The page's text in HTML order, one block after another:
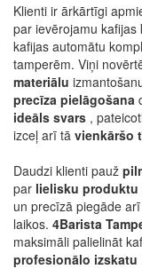
Klienti ir ārkārtīgi
par ievērojamu
kafijas automātu
tamperēm. Viņi
materiālu
precīza pielāgošana
ideāls svars ,
izceļ arī tā vienkāršo
Daudzi klienti pauž
par lielisku produktu
un precīzā piegāde
laikos. 4Barista
maksimāli palielināt
profesionālo izskatu